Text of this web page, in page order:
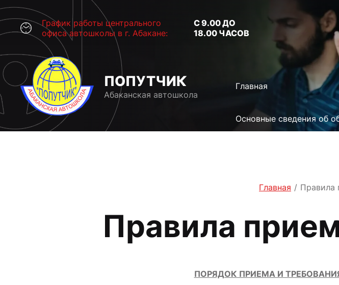
График работы центрального
офиса автошколы в г. Абакане:
С 9.00 ДО
18.00 ЧАСОВ
ПОПУТЧИК
Абаканская автошкола
Главная
Основные сведения об
Главная / Правила
Правила
ПОРЯДОК ПРИЕМА И